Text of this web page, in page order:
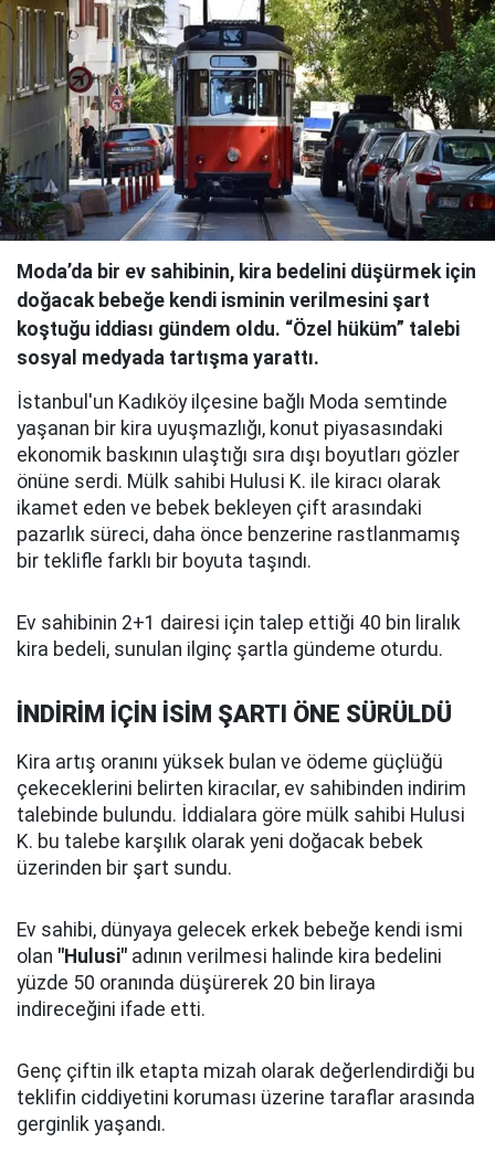
Moda’da bir ev sahibinin, kira bedelini düşürmek için
doğacak bebeğe kendi isminin verilmesini şart
koştuğu iddiası gündem oldu. “Özel hüküm” talebi
sosyal medyada tartışma yarattı.
İstanbul'un Kadıköy ilçesine bağlı Moda semtinde
yaşanan bir kira uyuşmazlığı, konut piyasasındaki
ekonomik baskının ulaştığı sıra dışı boyutları gözler
önüne serdi. Mülk sahibi Hulusi K. ile kiracı olarak
ikamet eden ve bebek bekleyen çift arasındaki
pazarlık süreci, daha önce benzerine rastlanmamış
bir teklifle farklı bir boyuta taşındı.
Ev sahibinin 2+1 dairesi için talep ettiği 40 bin liralık
kira bedeli, sunulan ilginç şartla gündeme oturdu.
İNDİRİM İÇİN İSİM ŞARTI ÖNE SÜRÜLDÜ
Kira artış oranını yüksek bulan ve ödeme güçlüğü
çekeceklerini belirten kiracılar, ev sahibinden indirim
talebinde bulundu. İddialara göre mülk sahibi Hulusi
K. bu talebe karşılık olarak yeni doğacak bebek
üzerinden bir şart sundu.
Ev sahibi, dünyaya gelecek erkek bebeğe kendi ismi
olan "Hulusi" adının verilmesi halinde kira bedelini
yüzde 50 oranında düşürerek 20 bin liraya
indireceğini ifade etti.
Genç çiftin ilk etapta mizah olarak değerlendirdiği bu
teklifin ciddiyetini koruması üzerine taraflar arasında
gerginlik yaşandı.